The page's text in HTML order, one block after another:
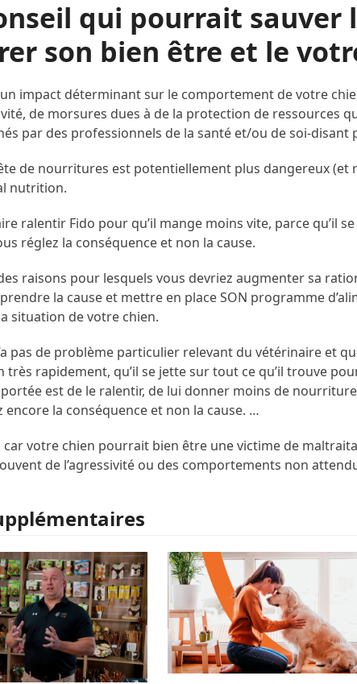
qui pourrait sauver
son bien être et le
impact déterminant sur le comportement de votre
de morsures dues à de la protection de ressources
par des professionnels de la santé et/ou de soi-disant
de nourritures est potentiellement plus dangereux (et
nutrition.
ralentir Fido pour qu’il mange moins vite, parce qu’il
réglez la conséquence et non la cause.
raisons pour lesquels vous devriez augmenter sa
la cause et mettre en place SON programme
situation de votre chien.
pas de problème particulier relevant du vétérinaire et
très rapidement, qu’il se jette sur tout ce qu’il trouve
est de le ralentir, de lui donner moins de
encore la conséquence et non la cause. …
votre chien pourrait bien être une victime de
de l’agressivité ou des comportements non